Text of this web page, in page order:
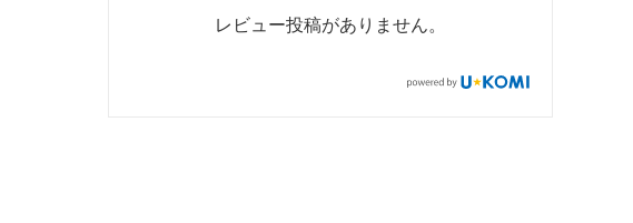
レビュー投稿がありません。